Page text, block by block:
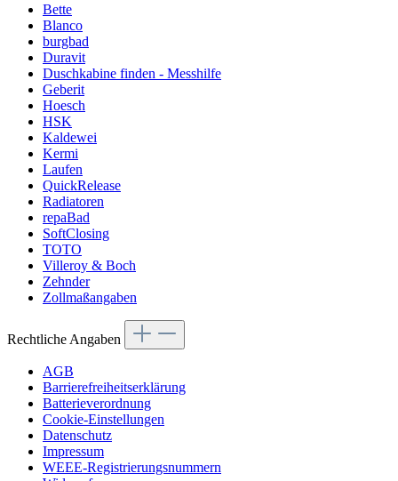
Bette
Blanco
burgbad
Duravit
Duschkabine finden - Messhilfe
Geberit
Hoesch
HSK
Kaldewei
Kermi
Laufen
QuickRelease
Radiatoren
repaBad
SoftClosing
TOTO
Villeroy & Boch
Zehnder
Zollmaßangaben
Rechtliche Angaben
AGB
Barrierefreiheitserklärung
Batterieverordnung
Cookie-Einstellungen
Datenschutz
Impressum
WEEE-Registrierungsnummern